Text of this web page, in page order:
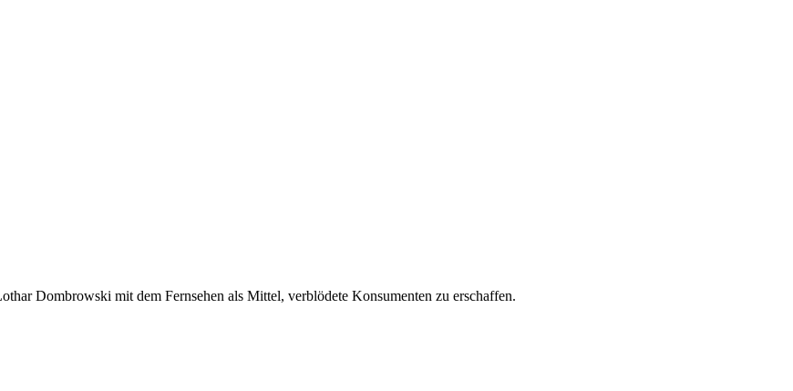
Dombrowski mit dem Fernsehen als Mittel, verblödete Konsumenten zu erschaffen.